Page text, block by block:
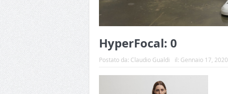
HyperFocal: 0
Postato da: Claudio Gualdi il: Gennaio 17, 2020